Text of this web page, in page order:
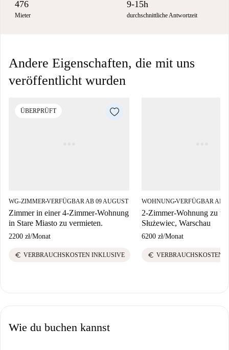
476
Mieter
9-15h
durchschnittliche Antwortzeit
Andere Eigenschaften, die mit uns
veröffentlicht wurden
ÜBERPRÜFT
WG-ZIMMER■VERFÜGBAR AB 09 AUGUST
Zimmer in einer 4-Zimmer-Wohnung
in Stare Miasto zu vermieten.
2200 zł/Monat
euro VERBRAUCHSKOSTEN INKLUSIVE
WOHNUNG■VERFÜGBAR AB
2-Zimmer-Wohnung zu
Służewiec, Warschau
6200 zł/Monat
euro VERBRAUCHSKOSTEN
Wie du buchen kannst